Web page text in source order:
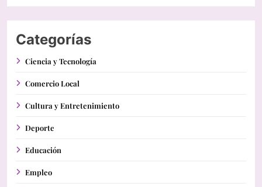
Categorías
Ciencia y Tecnología
Comercio Local
Cultura y Entretenimiento
Deporte
Educación
Empleo